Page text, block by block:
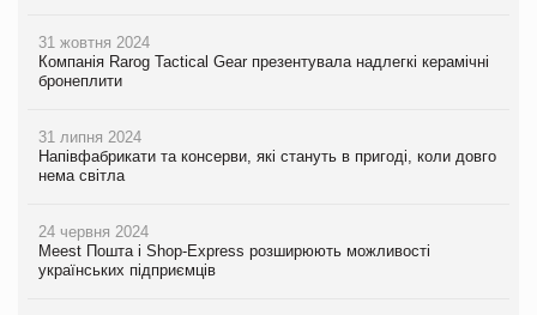
31 жовтня 2024
Компанія Rarog Tactical Gear презентувала надлегкі керамічні
бронеплити
31 липня 2024
Напівфабрикати та консерви, які стануть в пригоді, коли довго
нема світла
24 червня 2024
Meest Пошта і Shop-Express розширюють можливості
українських підприємців